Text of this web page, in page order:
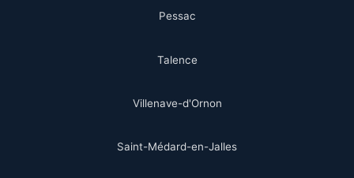
Pessac
Talence
Villenave-d'Ornon
Saint-Médard-en-Jalles